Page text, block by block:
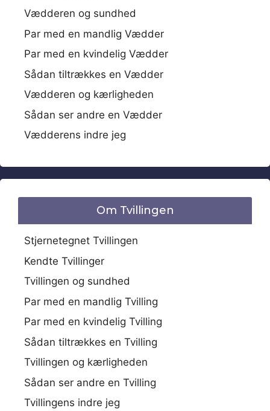
Vædderen og sundhed
Par med en mandlig Vædder
Par med en kvindelig Vædder
Sådan tiltrækkes en Vædder
Vædderen og kærligheden
Sådan ser andre en Vædder
Vædderens indre jeg
Om Tvillingen
Stjernetegnet Tvillingen
Kendte Tvillinger
Tvillingen og sundhed
Par med en mandlig Tvilling
Par med en kvindelig Tvilling
Sådan tiltrækkes en Tvilling
Tvillingen og kærligheden
Sådan ser andre en Tvilling
Tvillingens indre jeg